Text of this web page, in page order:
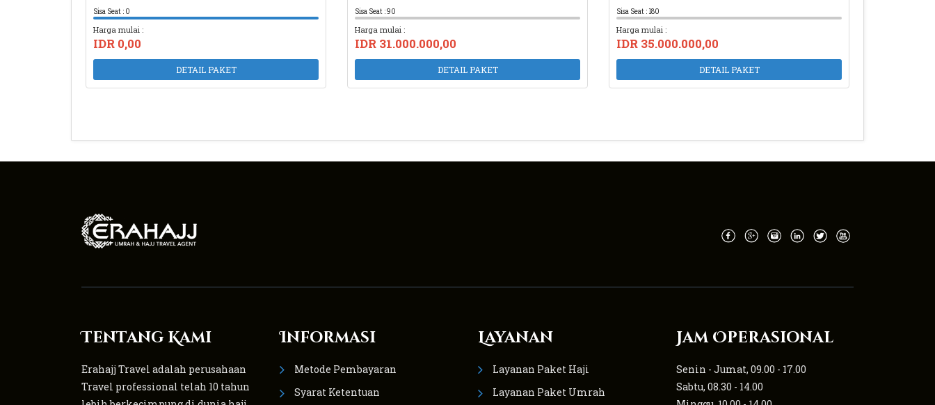
Sisa Seat : 0
Harga mulai :
IDR 0,00
DETAIL PAKET
Sisa Seat : 90
Harga mulai :
IDR 31.000.000,00
DETAIL PAKET
Sisa Seat : 180
Harga mulai :
IDR 35.000.000,00
DETAIL PAKET
Tentang Kami
Erahajj Travel adalah perusahaan
Travel professional telah 10 tahun
Informasi
Metode Pembayaran
Syarat Ketentuan
Layanan
Layanan Paket Haji
Layanan Paket Umrah
Jam Operasional
Senin - Jumat, 09.00 - 17.00
Sabtu, 08.30 - 14.00